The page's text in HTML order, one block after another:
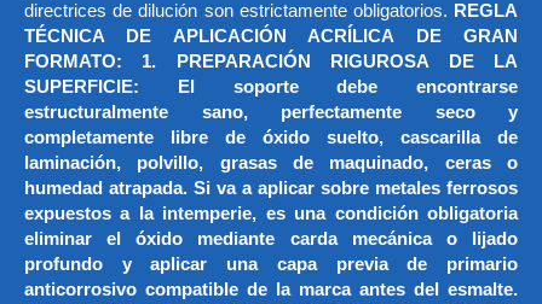
directrices de dilución son estrictamente obligatorios. REGLA
TÉCNICA DE APLICACIÓN ACRÍLICA DE GRAN
FORMATO: 1. PREPARACIÓN RIGUROSA DE LA
SUPERFICIE: El soporte debe encontrarse
estructuralmente sano, perfectamente seco y
completamente libre de óxido suelto, cascarilla de
laminación, polvillo, grasas de maquinado, ceras o
humedad atrapada. Si va a aplicar sobre metales ferrosos
expuestos a la intemperie, es una condición obligatoria
eliminar el óxido mediante carda mecánica o lijado
profundo y aplicar una capa previa de primario
anticorrosivo compatible de la marca antes del esmalte.